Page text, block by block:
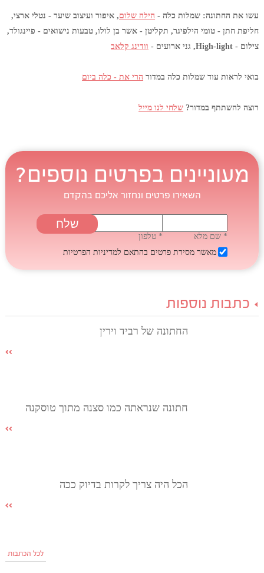
עשו את החתונה: שמלות כלה - הילה שלום, איפור ועיצוב שיער - נטלי ארצי,
חליפת חתן - טומי הילפיגר, תקליטן - אשר בן לולו, טבעות נישואים - פיינגולד,
צילום - High-light, גני ארועים -
וודינג קלאב
בואי לראות עוד שמלות כלה במדור הרי את - כלה ביום
רוצה להשתתף במדור? שלחי לנו מייל
מעוניינים בפרטים נוספים?
השאירו פרטים ונחזור אליכם בהקדם
* שם מלא
* טלפון
מאשר מסירת פרטים בהתאם למדיניות הפרטיות
כתבות נוספות
החתונה של רביד וירין
חתונה שנראתה כמו סצנה מתוך טוסקנה
הכל היה צריך לקרות בדיוק ככה
לכל הכתבות